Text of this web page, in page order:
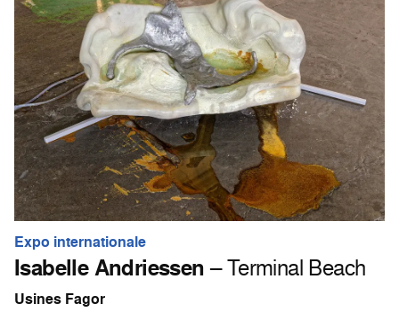
Expo internationale
Isabelle Andriessen– Terminal Beach
Usines Fagor